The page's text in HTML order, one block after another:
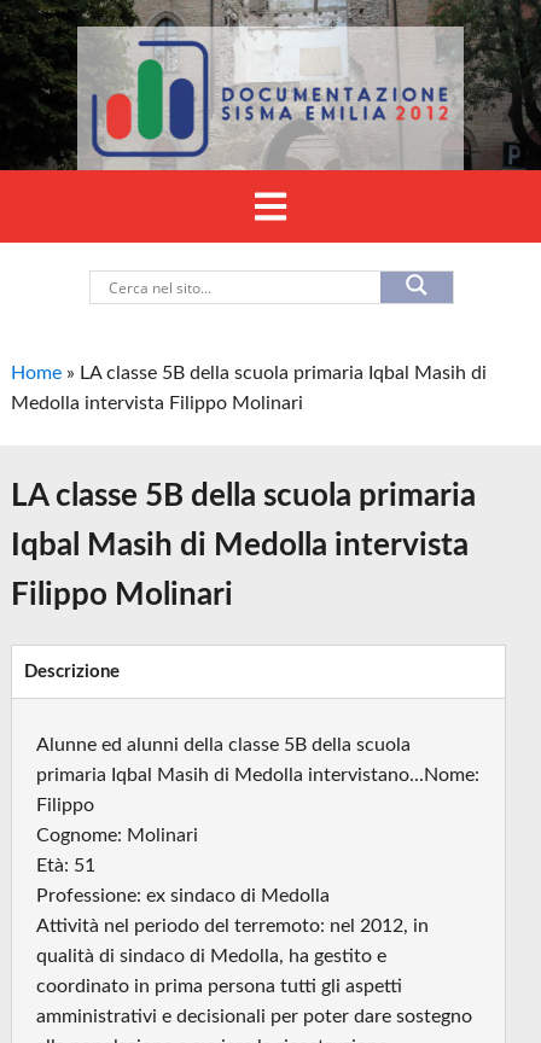
Home » LA classe 5B della scuola primaria Iqbal Masih di
Medolla intervista Filippo Molinari
LA classe 5B della scuola primaria
Iqbal Masih di Medolla intervista
Filippo Molinari
Descrizione
Alunne ed alunni della classe 5B della scuola
primaria Iqbal Masih di Medolla intervistano...Nome:
Filippo
Cognome: Molinari
Età: 51
Professione: ex sindaco di Medolla
Attività nel periodo del terremoto: nel 2012, in
qualità di sindaco di Medolla, ha gestito e
coordinato in prima persona tutti gli aspetti
amministrativi e decisionali per poter dare sostegno